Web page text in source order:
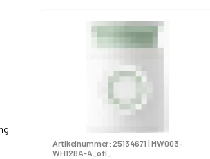
Artikelnummer: 25134671 | MW003-
WH12BA-A_otl_